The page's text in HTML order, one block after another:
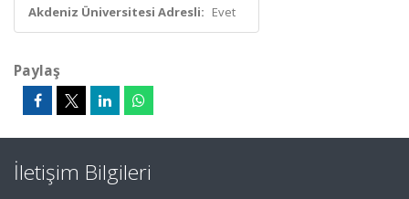
Akdeniz Üniversitesi Adresli: Evet
Paylaş
İletişim Bilgileri